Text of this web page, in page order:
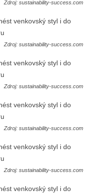
Zdroj: sustainability-success.com
Zdroj: sustainability-success.com
Zdroj: sustainability-success.com
Zdroj: sustainability-success.com
Zdroj: sustainability-success.com